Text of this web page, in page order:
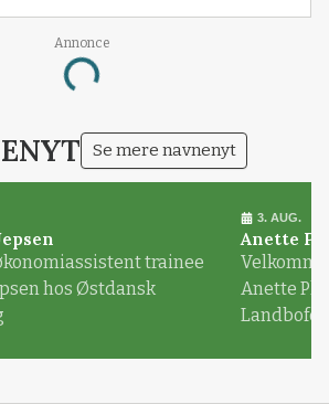
Annonce
Loading...
Se mere navnenyt
trainee
hos Østdansk
3. AUG.
Anette
Anette